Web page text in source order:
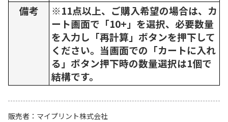
備考
※11点以上、ご購入希望の場合は、カ
ート画面で「10+」を選択、必要数量
を入力し「再計算」ボタンを押下して
ください。当画面での「カートに入れ
る」ボタン押下時の数量選択は1個で
結構です。
販売者
マイプリント株式会社